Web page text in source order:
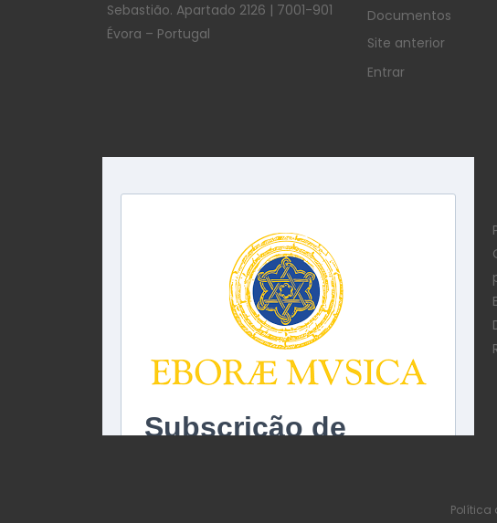
Sebastião. Apartado 2126 | 7001-901
Évora – Portugal
Documentos
Site anterior
Entrar
Política